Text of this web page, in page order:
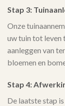
Stap 3:
Onze
uw tuin tot leven
aanleggen van
bloemen en
Stap 4:
De laatste stap